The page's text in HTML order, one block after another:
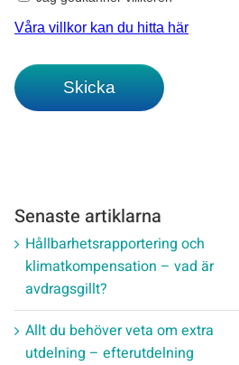
Senaste artiklarna
Hållbarhetsrapportering och
klimatkompensation – vad är
avdragsgillt?
Allt du behöver veta om extra
utdelning – efterutdelning